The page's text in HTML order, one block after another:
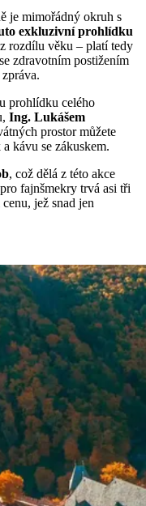
je mimořádný okruh s
exkluzivní prohlídku
rozdílu věku – platí tedy
zdravotním postižením
prohlídku celého
Ing. Lukášem
prostor můžete
kávu se zákuskem.
, což dělá z této akce
fajnšmekry trvá asi tři
jež snad jen